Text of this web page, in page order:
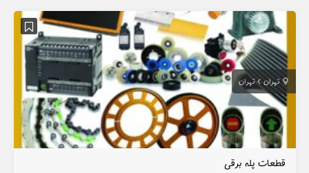
تهران تهران
قطعات پله برقی